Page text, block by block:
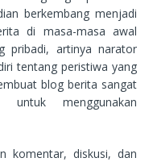
berkembang menjadi
di masa-masa awal
pribadi, artinya narator
tentang peristiwa yang
blog berita sangat
untuk menggunakan
komentar, diskusi, dan